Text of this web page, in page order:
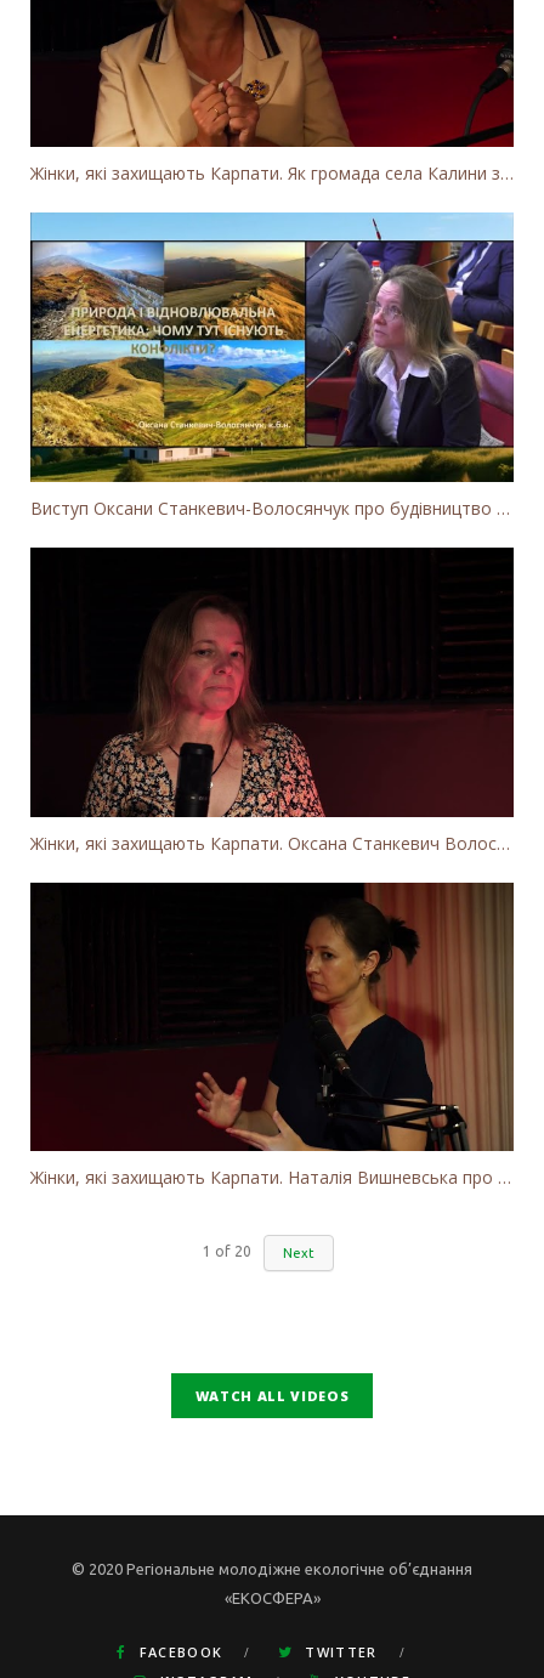
Жінки, які захищають Карпати. Як громада села Калини захищає річку Тересву від забудови МГЕС
Виступ Оксани Станкевич-Волосянчук про будівництво вітропарків у Закарпатській області
Жінки, які захищають Карпати. Оксана Станкевич Волосянчук про вітряки на високогір'ї Карпат
Жінки, які захищають Карпати. Наталія Вишневська про вітряки в Закарпатті та участь громадськості
1 of 20 Next
WATCH ALL VIDEOS
© 2020 Регіональне молодіжне екологічне об’єднання
«ЕКОСФЕРА»
FACEBOOK
TWITTER